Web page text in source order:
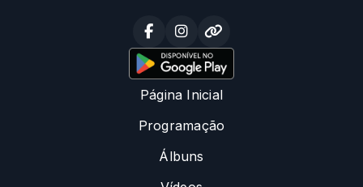
Página Inicial
Programação
Álbuns